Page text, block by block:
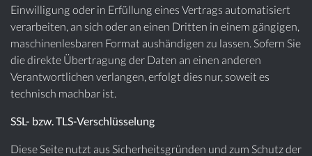
Einwilligung oder in Erfüllung eines Vertrags automatisiert
verarbeiten, an sich oder an einen Dritten in einem gängigen,
maschinenlesbaren Format aushändigen zu lassen. Sofern Sie
die direkte Übertragung der Daten an einen anderen
Verantwortlichen verlangen, erfolgt dies nur, soweit es
technisch machbar ist.
SSL- bzw. TLS-Verschlüsselung
Diese Seite nutzt aus Sicherheitsgründen und zum Schutz der